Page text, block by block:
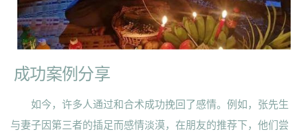
成功案例分享
如今，许多人通过和合术成功挽回了感情。例如，张先生
与妻子因第三者的插足而感情淡漠，在朋友的推荐下，他们尝